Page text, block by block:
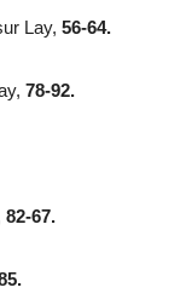
Lay, 56-64.
78-92.
82-67.